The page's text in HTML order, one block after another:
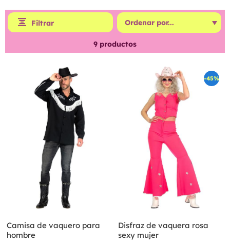
Filtrar
9 productos
Camisa de vaquero para
hombre
-45%
Disfraz de vaquera rosa
sexy mujer